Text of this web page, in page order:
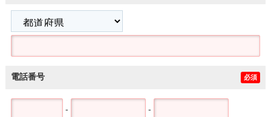
電話番号 必須
- -